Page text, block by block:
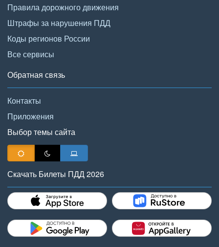
Правила дорожного движения
Штрафы за нарушения ПДД
Коды регионов России
Все сервисы
Обратная связь
Контакты
Приложения
Выбор темы сайта
Скачать Билеты ПДД 2026